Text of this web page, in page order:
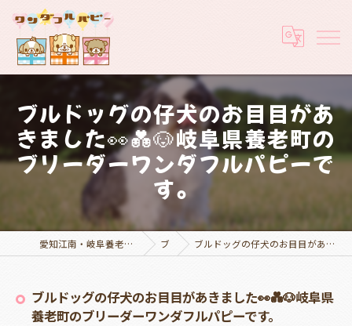
ブルドッグの仔犬のお目目があ
きました👀💑🐶岐阜県養老町の
ブリーダーワンダフルパピーで
す。
愛知江南・岐阜養老でブリーダーなら実績豊富なワンダフルパピー ブログ ブルドッグの仔犬のお目目があきました👀💑🐶岐阜県養老町のブリーダーワンダフルパピーです。
ブルドッグの仔犬のお目目があきました👀💑🐶岐阜県
養老町のブリーダーワンダフルパピーです。